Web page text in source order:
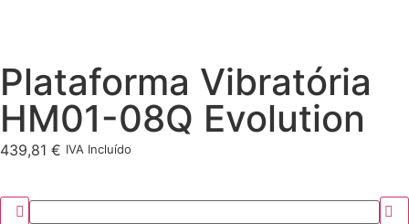
Plataforma Vibratória
HM01-08Q Evolution
439,81 € IVA Incluído